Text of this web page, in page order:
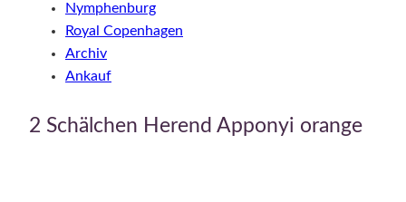
Nymphenburg
Royal Copenhagen
Archiv
Ankauf
2 Schälchen Herend Apponyi orange